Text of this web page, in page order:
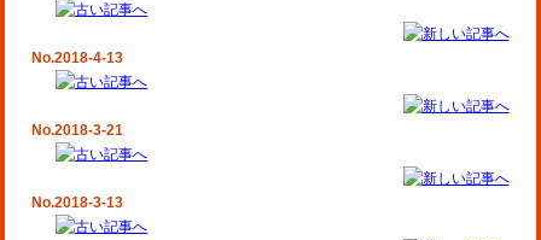
No.2018-4-13
No.2018-3-21
No.2018-3-13